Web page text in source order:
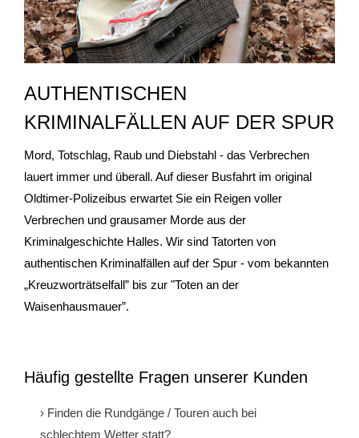
Führungen & Rundgänge
- Stadtrundfahrten
- Stadtrundgänge
- Kinder & Schulklassen
- Kulinarische Stadtführungen
- Firmenangebote
- Weihnachtsangebote
AUTHENTISCHEN
KRIMINALFÄLLEN AUF DER SPUR
Mord, Totschlag, Raub und Diebstahl - das Verbrechen
lauert immer und überall. Auf dieser Busfahrt im original
Oldtimer-Polizeibus erwartet Sie ein Reigen voller
Verbrechen und grausamer Morde aus der
Kriminalgeschichte Halles. Wir sind Tatorten von
authentischen Kriminalfällen auf der Spur - vom bekannten
„Kreuzworträtselfall” bis zur "Toten an der
Waisenhausmauer”.
Häufig gestellte Fragen unserer Kunden
› Finden die Rundgänge / Touren auch bei
schlechtem Wetter statt?